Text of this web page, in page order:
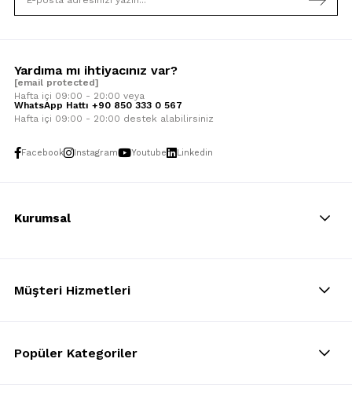
Yardıma mı ihtiyacınız var?
[email protected]
Hafta içi 09:00 - 20:00 veya
WhatsApp Hattı +90 850 333 0 567
Hafta içi 09:00 - 20:00 destek alabilirsiniz
Facebook Instagram Youtube Linkedin
Kurumsal
Müşteri Hizmetleri
Popüler Kategoriler